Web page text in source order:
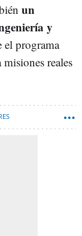
un
y
el programa
reales